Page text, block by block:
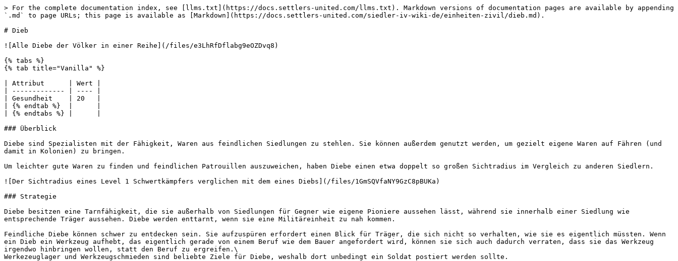
> For the complete documentation index, see [llms.txt](https://docs.settlers-united.com/llms.txt). Markdown versions of documentation pages are available by appending
`.md` to page URLs; this page is available as [Markdown](https://docs.settlers-united.com/siedler-iv-wiki-de/einheiten-zivil/dieb.md).
# Dieb
![Alle Diebe der Völker in einer Reihe](/files/e3LhRfDflabg9eOZDvq8)
{% tabs %}
{% tab title="Vanilla" %}
| Attribut      | Wert |
| ------------- | ---- |
| Gesundheit    | 20   |
| {% endtab %}  |      |
| {% endtabs %} |      |
### Überblick
Diebe sind Spezialisten mit der Fähigkeit, Waren aus feindlichen Siedlungen zu stehlen. Sie können außerdem genutzt werden, um gezielt eigene Waren auf Fähren (und
damit in Kolonien) zu bringen.
Um leichter gute Waren zu finden und feindlichen Patrouillen auszuweichen, haben Diebe einen etwa doppelt so großen Sichtradius im Vergleich zu anderen Siedlern.
![Der Sichtradius eines Level 1 Schwertkämpfers verglichen mit dem eines Diebs](/files/1GmSQVfaNY9GzC8pBUKa)
### Strategie
Diebe besitzen eine Tarnfähigkeit, die sie außerhalb von Siedlungen für Gegner wie eigene Pioniere aussehen lässt, während sie innerhalb einer Siedlung wie
entsprechende Träger aussehen. Diebe werden enttarnt, wenn sie eine Militäreinheit zu nah kommen.
Feindliche Diebe können schwer zu entdecken sein. Sie aufzuspüren erfordert einen Blick für Träger, die sich nicht so verhalten, wie sie es eigentlich müssten. Wenn
ein Dieb ein Werkzeug aufhebt, das eigentlich gerade von einem Beruf wie dem Bauer angefordert wird, können sie sich auch dadurch verraten, dass sie das Werkzeug
irgendwo hinbringen wollen, statt den Beruf zu ergreifen.\
Werkezeuglager und Werkzeugschmieden sind beliebte Ziele für Diebe, weshalb dort unbedingt ein Soldat postiert werden sollte.